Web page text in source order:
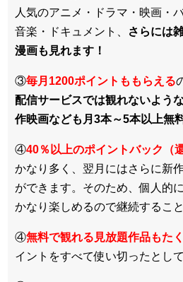
人気のアニメ・ドラマ・映画・
音楽・ドキュメント、
さらには
漫画も見れます！
③毎月1200ポイントももらえる
配信サービスでは観れないよう
作映画なども月3本～5本以上無
④40％以上のポイントバック（還
かなり多く、翌月にはさらに新
ができます。そのため、個人的
かなり楽しめるので継続するこ
④無料で観れる見放題作品もた
イントをすべて使い切ったとし